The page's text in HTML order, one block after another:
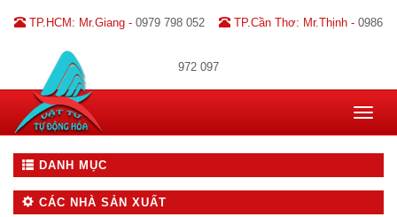
TP.HCM: Mr.Giang - 0979 798 052 TP.Cần Thơ: Mr.Thịnh - 0986
972 097
Toggle
DANH MỤC
CÁC NHÀ SẢN XUẤT